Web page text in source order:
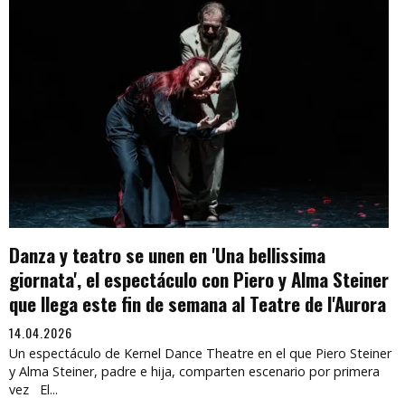
Danza y teatro se unen en 'Una bellissima
giornata', el espectáculo con Piero y Alma Steiner
que llega este fin de semana al Teatre de l'Aurora
14.04.2026
Un espectáculo de Kernel Dance Theatre en el que Piero Steiner
y Alma Steiner, padre e hija, comparten escenario por primera
vez El...